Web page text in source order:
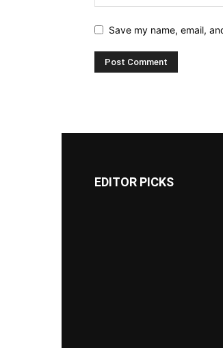
Save my name, email,
EDITOR PICKS